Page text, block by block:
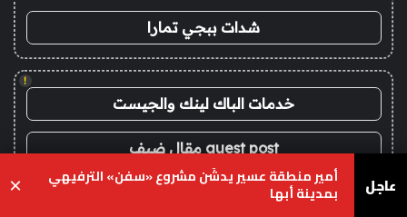
شدات ببجي تمارا
!
خدمات الباك لينك والجيست
guest post مقال ضيف
عاجل أمير منطقة عسير يدشّن مشروع «سفن» الترفيهي
بمدينة أبها ×